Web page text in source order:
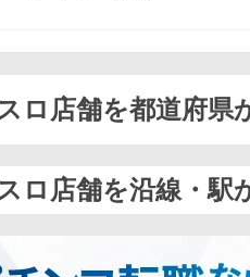
ロ店舗を都道府県
ロ店舗を沿線・駅